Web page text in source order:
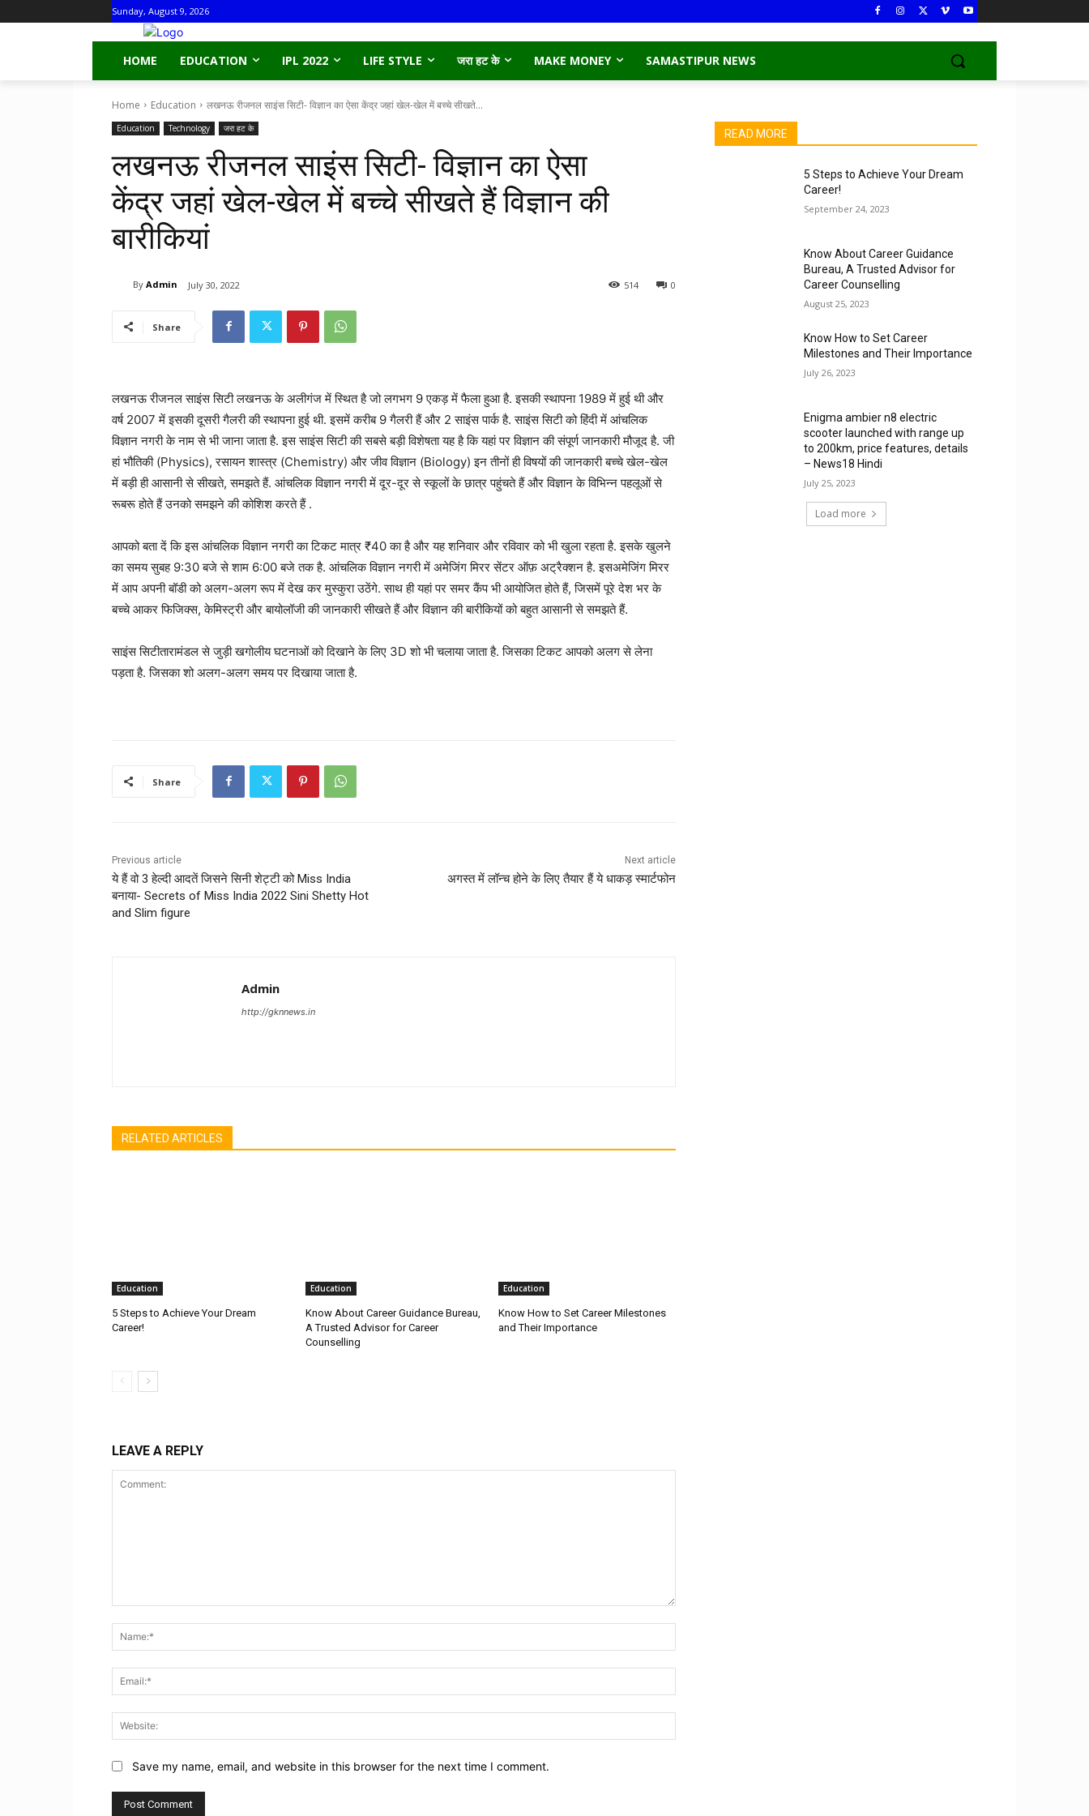
Sunday, August 9, 2026
HOME EDUCATION IPL 2022 LIFE STYLE जरा हट के MAKE MONEY SAMASTIPUR NEWS
Home Education लखनऊ रीजनल साइंस सिटी- विज्ञान का ऐसा केंद्र जहां खेल-खेल में बच्चे सीखते...
Education Technology जरा हट के
लखनऊ रीजनल साइंस सिटी- विज्ञान का ऐसा
केंद्र जहां खेल-खेल में बच्चे सीखते हैं विज्ञान की
बारीकियां
By Admin July 30, 2022 0
514
Share
लखनऊ रीजनल साइंस सिटी लखनऊ के अलीगंज में स्थित है जो लगभग 9 एकड़ में फैला हुआ है. इसकी स्थापना 1989 में हुई थी और
वर्ष 2007 में इसकी दूसरी गैलरी की स्थापना हुई थी. इसमें करीब 9 गैलरी हैं और 2 साइंस पार्क है. साइंस सिटी को हिंदी में आंचलिक
विज्ञान नगरी के नाम से भी जाना जाता है. इस साइंस सिटी की सबसे बड़ी विशेषता यह है कि यहां पर विज्ञान की संपूर्ण जानकारी मौजूद है. जी
हां भौतिकी (Physics), रसायन शास्त्र (Chemistry) और जीव विज्ञान (Biology) इन तीनों ही विषयों की जानकारी बच्चे खेल-खेल
में बड़ी ही आसानी से सीखते, समझते हैं. आंचलिक विज्ञान नगरी में दूर-दूर से स्कूलों के छात्र पहुंचते हैं और विज्ञान के विभिन्न पहलूओं से
रूबरू होते हैं उनको समझने की कोशिश करते हैं .
आपको बता दें कि इस आंचलिक विज्ञान नगरी का टिकट मात्र ₹40 का है और यह शनिवार और रविवार को भी खुला रहता है. इसके खुलने
का समय सुबह 9:30 बजे से शाम 6:00 बजे तक है. आंचलिक विज्ञान नगरी में अमेजिंग मिरर सेंटर ऑफ़ अट्रैक्शन है. इसअमेजिंग मिरर
में आप अपनी बॉडी को अलग-अलग रूप में देख कर मुस्कुरा उठेंगे. साथ ही यहां पर समर कैंप भी आयोजित होते हैं, जिसमें पूरे देश भर के
बच्चे आकर फिजिक्स, केमिस्ट्री और बायोलॉजी की जानकारी सीखते हैं और विज्ञान की बारीकियों को बहुत आसानी से समझते हैं.
साइंस सिटीतारामंडल से जुड़ी खगोलीय घटनाओं को दिखाने के लिए 3D शो भी चलाया जाता है. जिसका टिकट आपको अलग से लेना
पड़ता है. जिसका शो अलग-अलग समय पर दिखाया जाता है.
Share
Previous article
ये हैं वो 3 हेल्दी आदतें जिसने सिनी शेट्टी को Miss India
बनाया- Secrets of Miss India 2022 Sini Shetty Hot
and Slim figure
Next article
अगस्त में लॉन्च होने के लिए तैयार हैं ये धाकड़ स्मार्टफोन
Admin
http://gknnews.in
RELATED ARTICLES
Education
5 Steps to Achieve Your Dream
Career!
Education
Know About Career Guidance Bureau,
A Trusted Advisor for Career
Counselling
Education
Know How to Set Career Milestones
and Their Importance
LEAVE A REPLY
Save my name, email, and website in this browser for the next time I comment.
READ MORE
5 Steps to Achieve Your Dream
Career!
September 24, 2023
Know About Career Guidance
Bureau, A Trusted Advisor for
Career Counselling
August 25, 2023
Know How to Set Career
Milestones and Their Importance
July 26, 2023
Enigma ambier n8 electric
scooter launched with range up
to 200km, price features, details
– News18 Hindi
July 25, 2023
Load more